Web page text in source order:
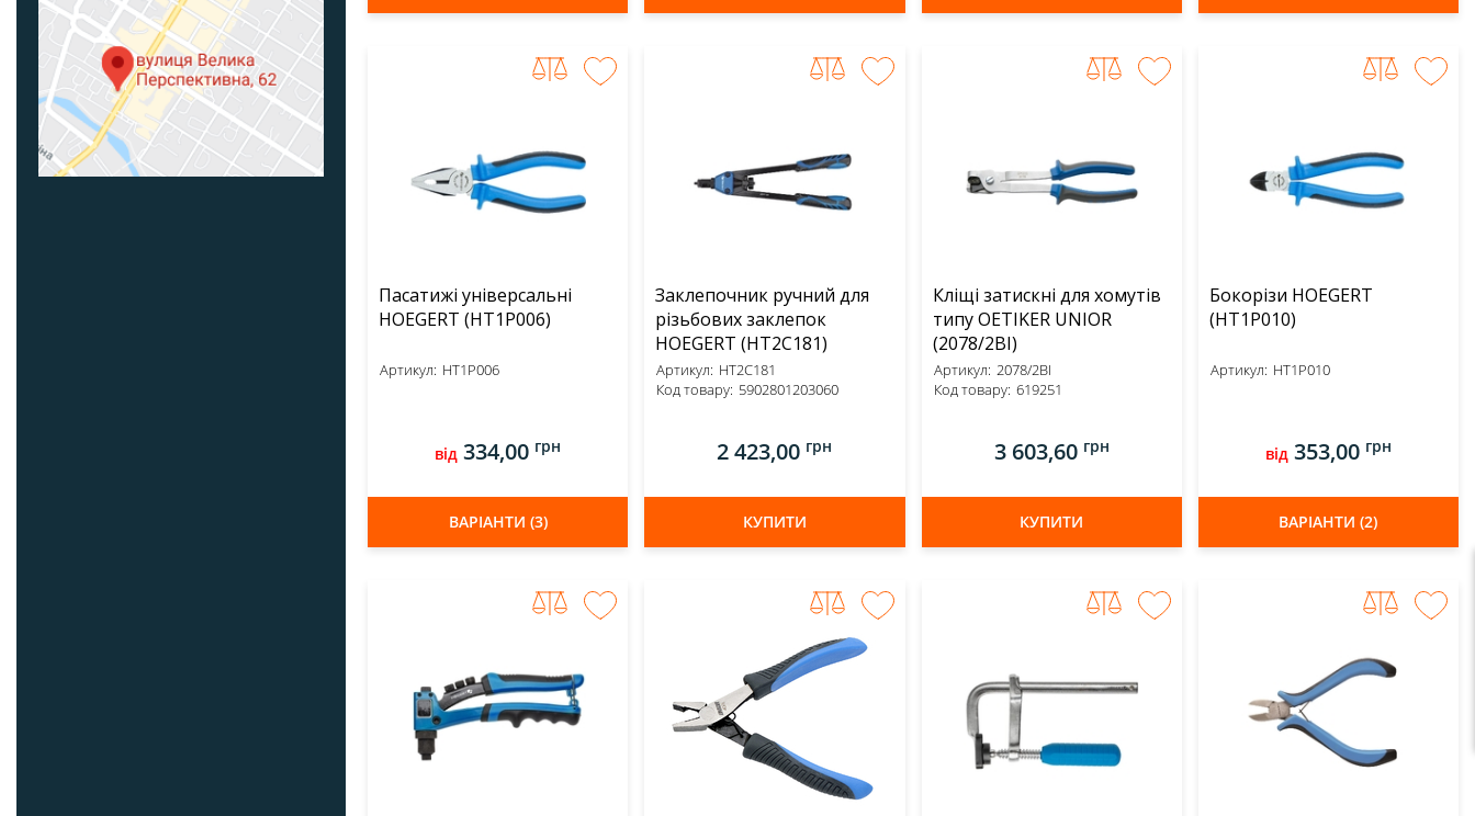
Пасатижі універсальні
HOEGERT (HT1P006)
Артикул: HT1P006
від 334,00 грн
ВАРІАНТИ (3)
Заклепочник ручний для
різьбових заклепок
HOEGERT (HT2C181)
Артикул: HT2C181
Код товару: 5902801203060
2 423,00 грн
КУПИТИ
Кліщі затискні для хомутів
типу OETIKER UNIOR
(2078/2BI)
Артикул: 2078/2BI
Код товару: 619251
3 603,60 грн
КУПИТИ
Бокорізи HOEGERT
(HT1P010)
Артикул: HT1P010
від353,00 грн
ВАРІАНТИ (2)